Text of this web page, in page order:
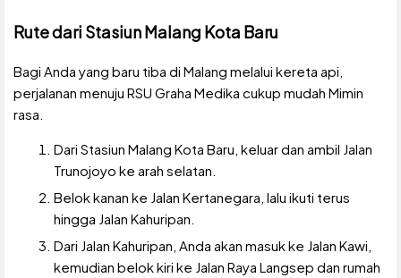
Rute dari Stasiun Malang Kota Baru
Bagi Anda yang baru tiba di Malang melalui kereta api,
perjalanan menuju RSU Graha Medika cukup mudah Mimin
rasa.
Dari Stasiun Malang Kota Baru, keluar dan ambil Jalan
Trunojoyo ke arah selatan.
Belok kanan ke Jalan Kertanegara, lalu ikuti terus
hingga Jalan Kahuripan.
Dari Jalan Kahuripan, Anda akan masuk ke Jalan Kawi,
kemudian belok kiri ke Jalan Raya Langsep dan rumah